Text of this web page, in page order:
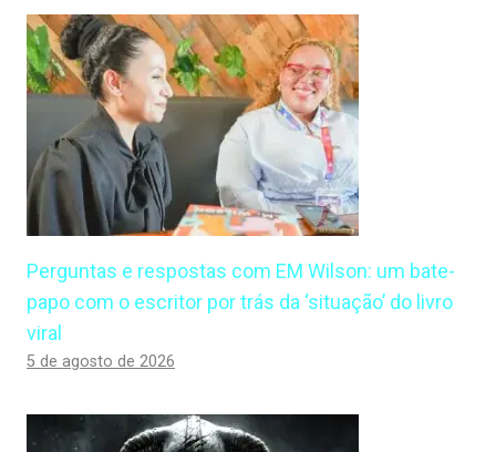
Perguntas e respostas com EM Wilson: um bate-
papo com o escritor por trás da ‘situação’ do livro
viral
5 de agosto de 2026